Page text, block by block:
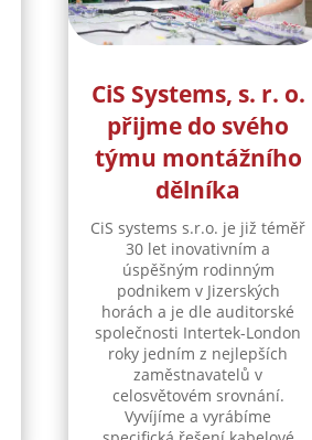
CiS Systems, s. r. o.
přijme do svého
týmu montážního
dělníka
CiS systems s.r.o. je již téměř
30 let inovativním a
úspěšným rodinným
podnikem v Jizerských
horách a je dle auditorské
společnosti Intertek-London
roky jedním z nejlepších
zaměstnavatelů v
celosvětovém srovnání.
Vyvíjíme a vyrábíme